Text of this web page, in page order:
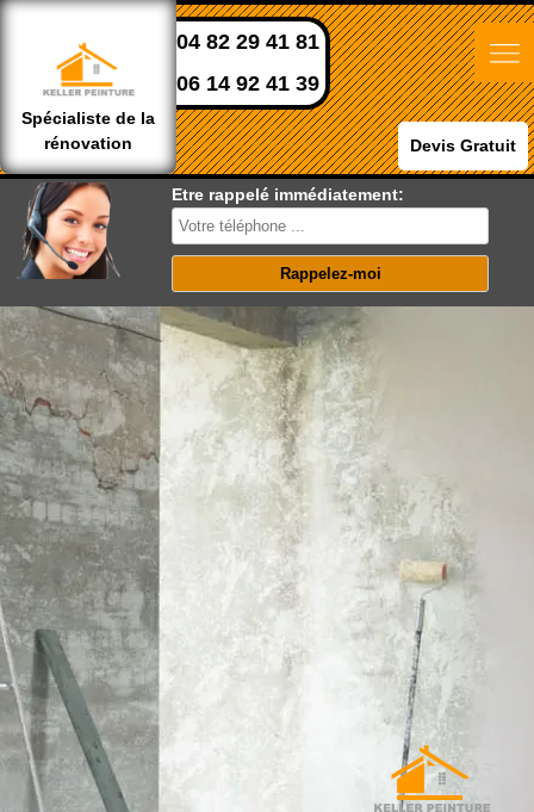
Spécialiste de la
rénovation
04 82 29 41 81
06 14 92 41 39
Devis Gratuit
Etre rappelé immédiatement: